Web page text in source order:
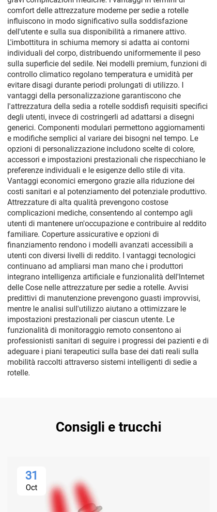
comfort delle attrezzature moderne per sedie a rotelle
influiscono in modo significativo sulla soddisfazione
dell'utente e sulla sua disponibilità a rimanere attivo.
L'imbottitura in schiuma memory si adatta ai contorni
individuali del corpo, distribuendo uniformemente il peso
sulla superficie del sedile. Nei modelli premium, funzioni di
controllo climatico regolano temperatura e umidità per
evitare disagi durante periodi prolungati di utilizzo. I
vantaggi della personalizzazione garantiscono che
l'attrezzatura della sedia a rotelle soddisfi requisiti specifici
degli utenti, invece di costringerli ad adattarsi a disegni
generici. Componenti modulari permettono aggiornamenti
e modifiche semplici al variare dei bisogni nel tempo. Le
opzioni di personalizzazione includono scelte di colore,
accessori e impostazioni prestazionali che rispecchiano le
preferenze individuali e le esigenze dello stile di vita.
Vantaggi economici emergono grazie alla riduzione dei
costi sanitari e al potenziamento del potenziale produttivo.
Attrezzature di alta qualità prevengono costose
complicazioni mediche, consentendo al contempo agli
utenti di mantenere un'occupazione e contribuire al reddito
familiare. Coperture assicurative e opzioni di
finanziamento rendono i modelli avanzati accessibili a
utenti con diversi livelli di reddito. I vantaggi tecnologici
continuano ad ampliarsi man mano che i produttori
integrano intelligenza artificiale e funzionalità dell'Internet
delle Cose nelle attrezzature per sedie a rotelle. Avvisi
predittivi di manutenzione prevengono guasti improvvisi,
mentre le analisi sull'utilizzo aiutano a ottimizzare le
impostazioni prestazionali per ciascun utente. Le
funzionalità di monitoraggio remoto consentono ai
professionisti sanitari di seguire i progressi dei pazienti e di
adeguare i piani terapeutici sulla base dei dati reali sulla
mobilità raccolti attraverso sistemi intelligenti di sedie a
rotelle.
Consigli e trucchi
31
Oct